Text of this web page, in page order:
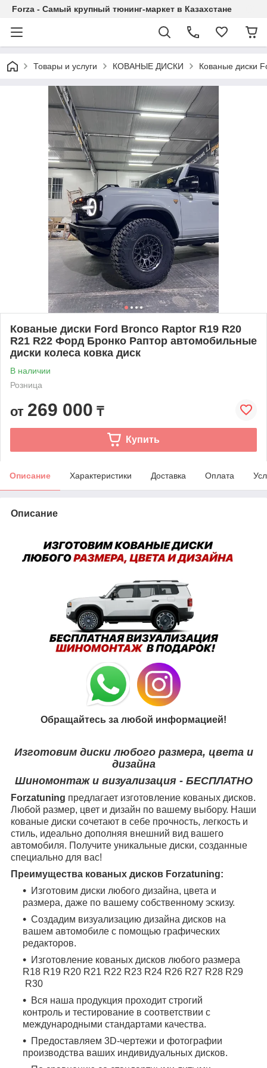
Forza - Самый крупный тюнинг-маркет в Казахстане
Товары и услуги КОВАНЫЕ ДИСКИ Кованые диски
Кованые диски Ford Bronco Raptor R19 R20
R21 R22 Форд Бронко Раптор автомобильные
диски колеса ковка диск
В наличии
Розница
от 269 000 ₸
Купить
Описание Характеристики Доставка Оплата
Описание
Обращайтесь за любой информацией!
Изготовим диски любого размера, цвета и
дизайна
Шиномонтаж и визуализация - БЕСПЛАТНО
Forzatuning предлагает изготовление кованых дисков.
Любой размер, цвет и дизайн по вашему выбору. Наши
кованые диски сочетают в себе прочность, легкость и
стиль, идеально дополняя внешний вид вашего
автомобиля. Получите уникальные диски, созданные
специально для вас!
Преимущества кованых дисков Forzatuning:
Изготовим диски любого дизайна, цвета и
размера, даже по вашему собственному эскизу.
Создадим визуализацию дизайна дисков на
вашем автомобиле с помощью графических
редакторов.
Изготовление кованых дисков любого размера
R18 R19 R20 R21 R22 R23 R24 R26 R27 R28 R29
R30
Вся наша продукция проходит строгий
контроль и тестирование в соответствии с
международными стандартами качества.
Предоставляем 3D-чертежи и фотографии
производства ваших индивидуальных дисков.